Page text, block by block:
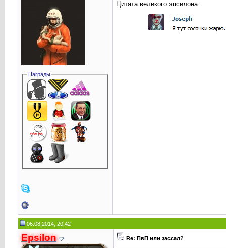
Награды
Цитата великого эпсилона:
06.08.2014, 20:42
Epsilon Re: ПвП или зассал?